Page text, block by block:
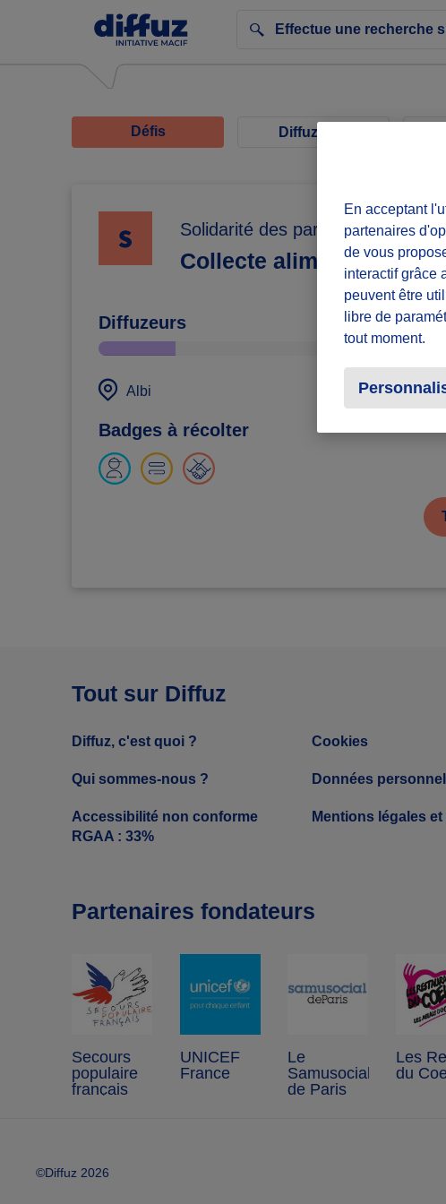
Défis Diffuzeurs
Solidarité des parents solos
Collecte alimentaire
Diffuzeurs
Albi défi
Badges à récolter
Tout sur Diffuz
Diffuz, c'est quoi ?
Qui sommes-nous ?
Accessibilité non conforme
RGAA : 33%
Cookies
Données
Mentions légales et
Partenaires fondateurs
Secours
populaire
français
UNICEF
France
Le
Samusocial
de Paris
Les
du
©Diffuz 2026
En acceptant
partenaires
de vous
interactif grâce
peuvent être
libre de
tout moment.